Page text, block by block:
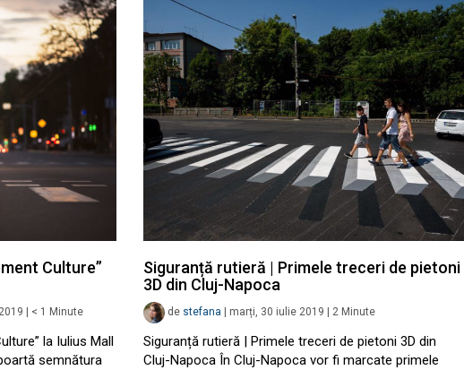
Culture”
< 1 Minute
la Iulius Mall
semnătura
Siguranță rutieră | Primele treceri de pietoni
3D din Cluj-Napoca
de stefana marți, 30 iulie 2019 2 Minute
Siguranță rutieră | Primele treceri de pietoni 3D din
Cluj-Napoca În Cluj-Napoca vor fi marcate primele